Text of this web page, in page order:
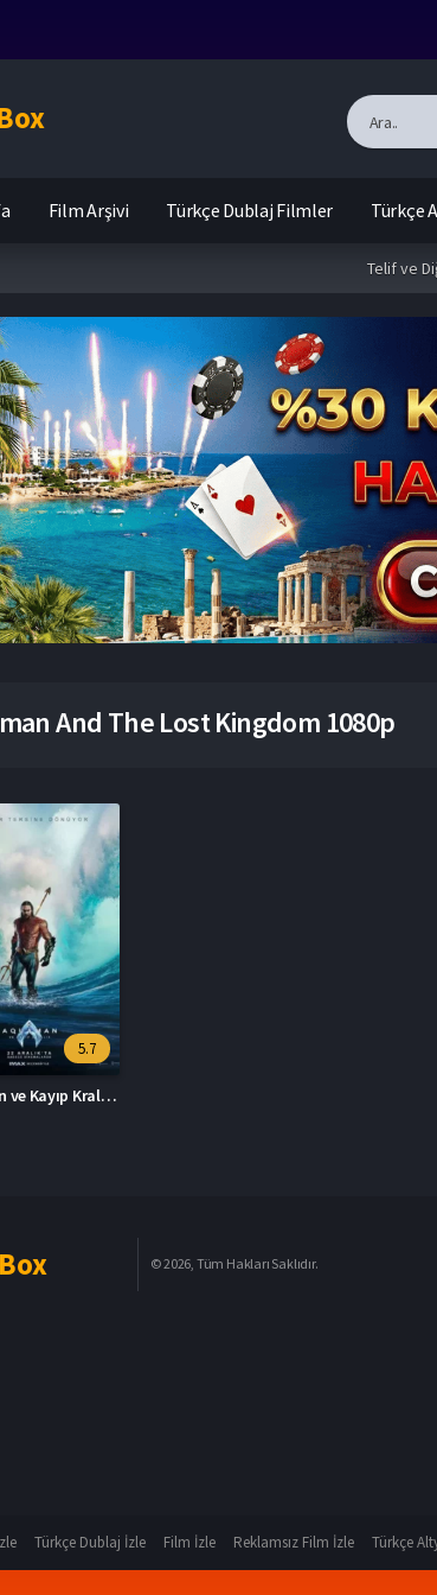
Film Arşivi Türkçe Dublaj Filmler Türkçe
Telif ve
And The Lost Kingdom 1080p
5.7
Aquaman ve Kayıp Krallık 2023 – Aquaman and the Lost Kingdom 1080p Turkce Altyazi izle
Box © 2026, Tüm Hakları Saklıdır.
Türkçe Dublaj İzle Film İzle Reklamsız Film İzle Türkçe